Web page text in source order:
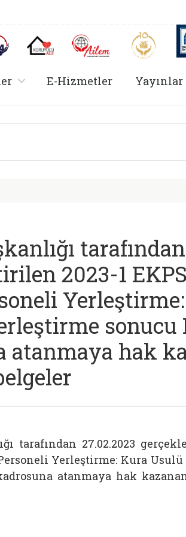
sekmede açılır)
Alo 144 (yeni sekmede açılır)Koruyucu Aile (yeni sekmede açılır)
AİLEM İletişim Aile ve
, alt menü içerir
E-Hizmetler Yayınlar
2023-1
sonucu
atanmaya hak
tarafından 27.02.2023
Yerleştirme: Kura
atanmaya hak